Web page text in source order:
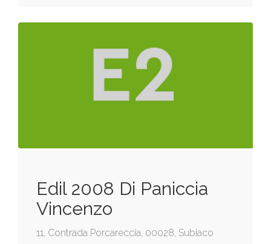
Edil 2008 Di Paniccia
Vincenzo
11, Contrada Porcareccia, 00028, Subiaco